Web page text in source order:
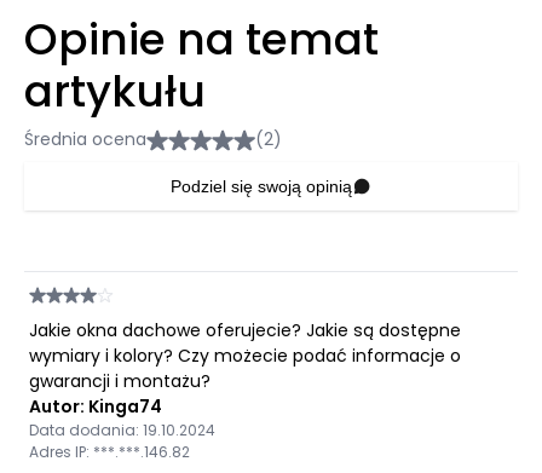
Opinie na temat
artykułu
Średnia ocena (2)
Podziel się swoją opinią
Jakie okna dachowe oferujecie? Jakie są dostępne
wymiary i kolory? Czy możecie podać informacje o
gwarancji i montażu?
Autor: Kinga74
Data dodania: 19.10.2024
Adres IP: ***.***.146.82